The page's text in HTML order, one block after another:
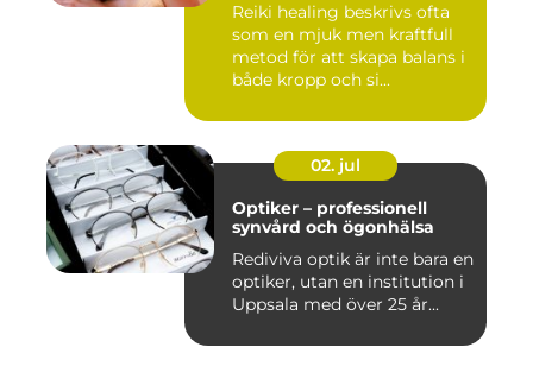
Reiki healing beskrivs ofta
som en mjuk men kraftfull
metod för att skapa balans i
både kropp och si...
02. jul
Optiker – professionell
synvård och ögonhälsa
Rediviva optik är inte bara en
optiker, utan en institution i
Uppsala med över 25 år...